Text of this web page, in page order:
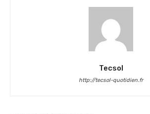
Tecsol
http://tecsol-quotidien.fr